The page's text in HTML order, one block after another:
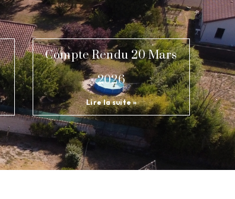
Compte Rendu 20 Mars
2026
Lire la suite »